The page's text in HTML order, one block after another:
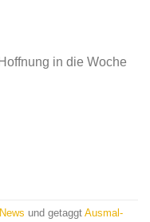
in die Woche
News und getaggt Ausmal-